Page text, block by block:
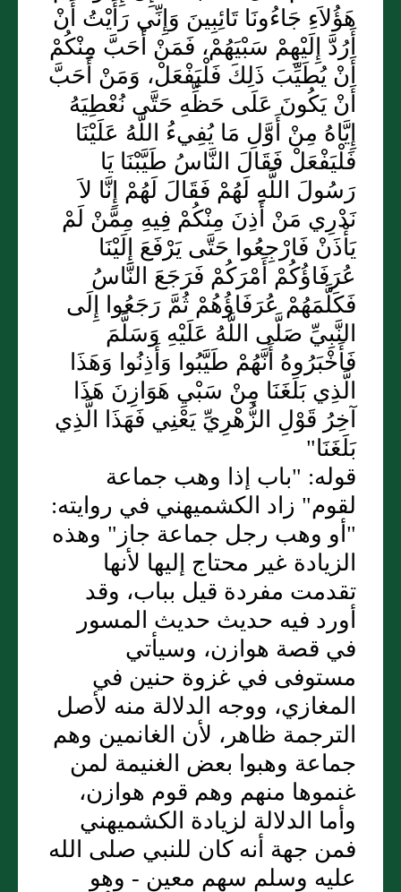
هَؤُلاَءِ جَاءُونَا تَائِبِينَ وَإِنِّي رَأَيْتُ أَنْ
أَرُدَّ إِلَيْهِمْ سَبْيَهُمْ، فَمَنْ أَحَبَّ مِنْكُمْ
أَنْ يُطَيِّبَ ذَلِكَ فَلْيَفْعَلْ، وَمَنْ أَحَبَّ
أَنْ يَكُونَ عَلَى حَظِّهِ حَتَّى نُعْطِيَهُ
إِيَّاهُ مِنْ أَوَّلِ مَا يُفِيءُ اللَّهُ عَلَيْنَا
فَلْيَفْعَلْ فَقَالَ النَّاسُ طَيَّبْنَا يَا
رَسُولَ اللَّهِ لَهُمْ فَقَالَ لَهُمْ إِنَّا لاَ
نَدْرِي مَنْ أَذِنَ مِنْكُمْ فِيهِ مِمَّنْ لَمْ
يَأْذَنْ فَارْجِعُوا حَتَّى يَرْفَعَ إِلَيْنَا
عُرَفَاؤُكُمْ أَمْرَكُمْ فَرَجَعَ النَّاسُ
فَكَلَّمَهُمْ عُرَفَاؤُهُمْ ثُمَّ رَجَعُوا إِلَى
النَّبِيِّ صَلَّى اللَّهُ عَلَيْهِ وَسَلَّمَ
فَأَخْبَرُوهُ أَنَّهُمْ طَيَّبُوا وَأَذِنُوا وَهَذَا
الَّذِي بَلَغَنَا مِنْ سَبْيِ هَوَازِنَ هَذَا
آخِرُ قَوْلِ الزُّهْرِيِّ يَعْنِي فَهَذَا الَّذِي
بَلَغَنَا"
قوله: "باب إذا وهب جماعة
لقوم" زاد الكشميهني في روايته:
"أو وهب رجل جماعة جاز" وهذه
الزيادة غير محتاج إليها لأنها
تقدمت مفردة قيل بباب، وقد
أورد فيه حديث حديث المسور
في قصة هوازن، وسيأتي
مستوفى في غزوة حنين في
المغازي، ووجه الدلالة منه لأصل
الترجمة ظاهر، لأن الغانمين وهم
جماعة وهبوا بعض الغنيمة لمن
غنموها منهم وهم قوم هوازن،
وأما الدلالة لزيادة الكشميهني
فمن جهة أنه كان للنبي صلى الله
عليه وسلم سهم معين - وهو